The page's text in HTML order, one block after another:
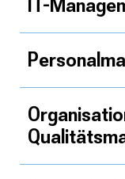
IT-